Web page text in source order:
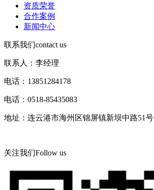
资质荣誉
合作案例
新闻中心
联系我们contact us
联系人：李经理
电话：13851284178
电话：0518-85435083
地址：连云港市海州区锦屏镇新坝中路51号
关注我们Follow us